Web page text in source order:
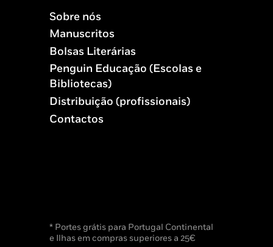
Sobre nós
Manuscritos
Bolsas Literárias
Penguin Educação (Escolas e
Bibliotecas)
Distribuição (profissionais)
Contactos
* Portes grátis para Portugal Continental
e Ilhas em compras superiores a 25€